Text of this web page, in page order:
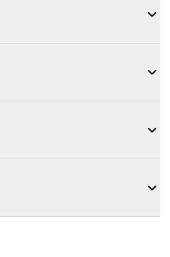



